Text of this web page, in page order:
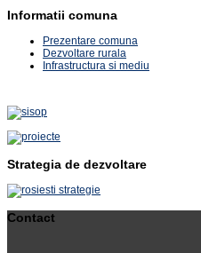
Informatii comuna
Prezentare comuna
Dezvoltare rurala
Infrastructura si mediu
Strategia de dezvoltare
Contact